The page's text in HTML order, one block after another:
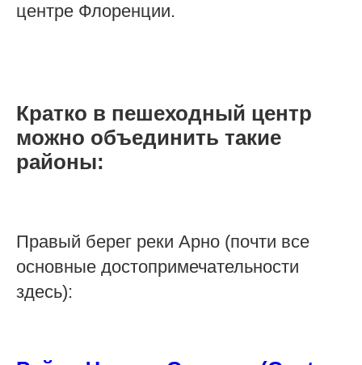
центре Флоренции.
Кратко в пешеходный центр
можно объединить такие
районы:
Правый берег реки Арно (почти все
основные достопримечательности
здесь):